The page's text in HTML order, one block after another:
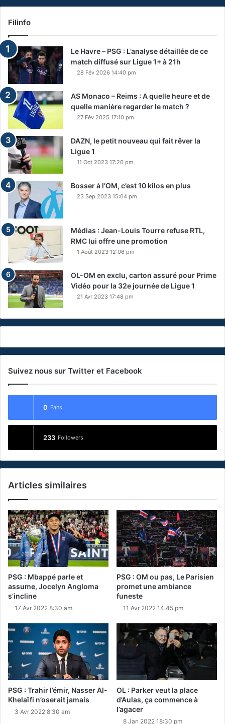
Filinfo
Le Havre – PSG : L’analyse détaillée de ce
match diffusé sur Ligue 1+ à 21h
28 Fév 2026 14:40 pm
AS Monaco – Reims : A quelle heure et de
quelle manière regarder le match ?
27 Fév 2025 17:10 pm
DAZN, le petit nouveau qui fait rêver la
Ligue 1
11 Oct 2023 17:20 pm
Bosser à l’OM, c’est 10 kilos en plus
23 Sep 2023 15:04 pm
Médias : Jean-Louis Tourre refuse RTL,
RMC lui offre une promotion
1 Août 2023 12:06 pm
OL-OM en exclu, carton assuré pour Prime
Vidéo pour la 32e journée de Ligue 1
21 Avr 2023 17:48 pm
Suivez nous sur Twitter et Facebook
0 Fans
233 Followers
Articles similaires
PSG : Mbappé parle et
assume, Jocelyn Angloma
s’incline
17 Avr 2022 8:30 am
PSG : OM ou pas, Le Parisien
promet une ambiance
funeste
11 Avr 2022 14:45 pm
PSG : Trahir l’émir, Nasser Al-
Khelaïfi n’oserait jamais
3 Avr 2022 8:30 am
OL : Parker veut la place
d’Aulas, ça commence à
l’agacer
8 Jan 2022 18:30 pm